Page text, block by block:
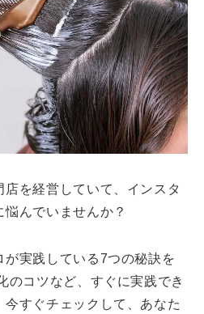
を経営していて、インスタ
んでいませんか？
実践している7つの秘訣を
のコツなど、すぐに実践でき
今すぐチェックして、あなた